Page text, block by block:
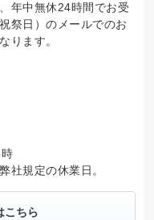
年中無休24時間でお受
祭日）のメールでのお
ります。
社規定の休業日。
こちら